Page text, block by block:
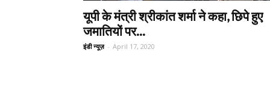
यूपी के मंत्री श्रीकांत शर्मा ने कहा, छिपे हुए
जमातियों पर...
इंडी न्यूज़ - April 17, 2020